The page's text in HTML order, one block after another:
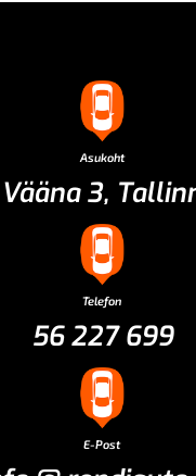
Asukoht
Vääna 3,
Telefon
56 227 699
E-Post